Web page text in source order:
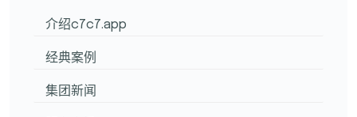
介绍c7c7.app
经典案例
集团新闻